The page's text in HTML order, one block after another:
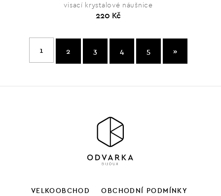
visací krystalové náušnice
220 Kč
1 2 3 4 5 »
VELKOOBCHOD
OBCHODNÍ PODMÍNKY